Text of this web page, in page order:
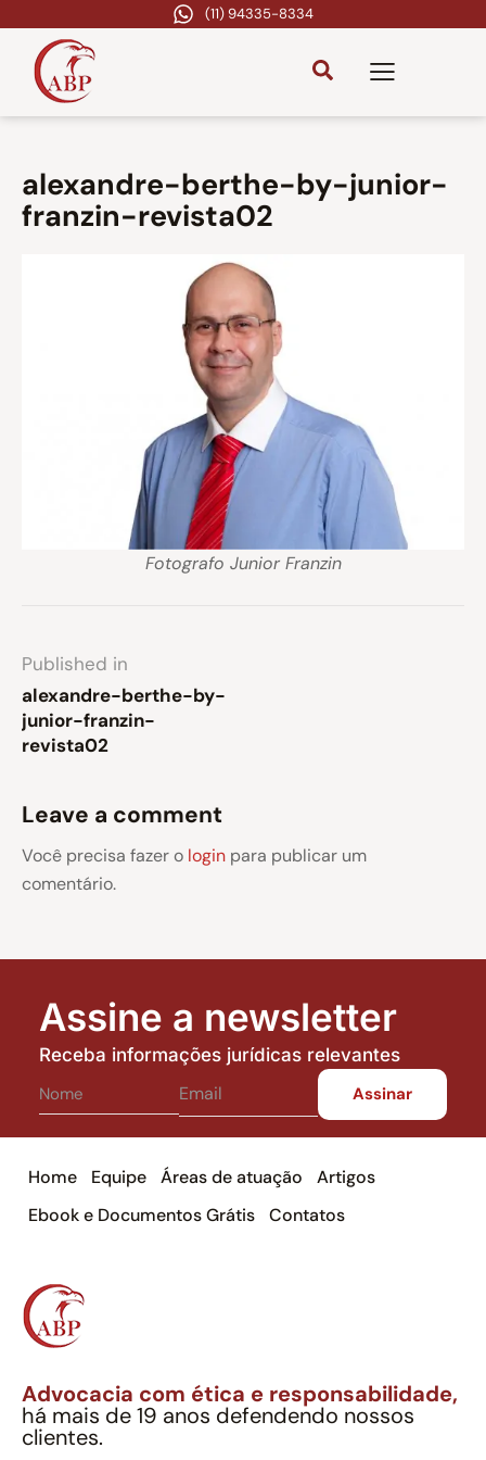
(11) 94335-8334
alexandre-berthe-by-junior-
franzin-revista02
Fotografo Junior Franzin
Published in
alexandre-berthe-by-
junior-franzin-
revista02
Leave a comment
Você precisa fazer o login para publicar um
comentário.
Assine a newsletter
Receba informações jurídicas relevantes
Home Equipe Áreas de atuação
Artigos
Ebook e Documentos Grátis
Contatos
Advocacia com ética e responsabilidade,
há mais de 19 anos defendendo nossos
clientes.